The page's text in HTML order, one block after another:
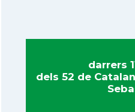
darrers
dels 52 de